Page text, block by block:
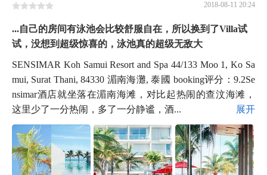
2018-08-11 20:24
...自己的房间有泳池会比较舒服自在，所以换到了Villa试
试，没想到超级惊喜的，泳池真的超级无敌大
SENSIMAR Koh Samui Resort and Spa 44/133 Moo 1, Ko Sa
mui, Surat Thani, 84330 湄南海灘, 泰國 booking评分：9.2Se
nsimar酒店就坐落在湄南海滩，对比起热闹的查汶海滩，
这里少了一分热闹，多了一分静谧，酒...
展开